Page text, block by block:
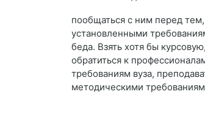
пообщаться с ним перед тем,
установленными
беда. Взять хотя бы
обратиться к
требованиям вуза,
методическими